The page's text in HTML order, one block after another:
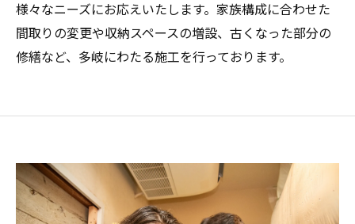
様々なニーズにお応えいたします。家族構成に合わせた
間取りの変更や収納スペースの増設、古くなった部分の
修繕など、多岐にわたる施工を行っております。